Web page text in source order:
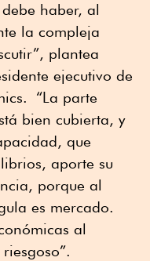
haber, al
la compleja
plantea
ejecutivo de
“La parte
bien cubierta, y
que
aporte su
porque al
es mercado.
al